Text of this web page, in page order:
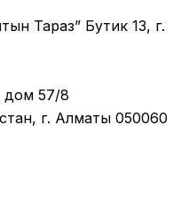
Тараз” Бутик 13, г.
дом 57/8
г. Алматы 050060